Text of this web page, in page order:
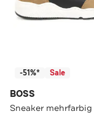
-51%* Sale
BOSS
Sneaker mehrfarbig